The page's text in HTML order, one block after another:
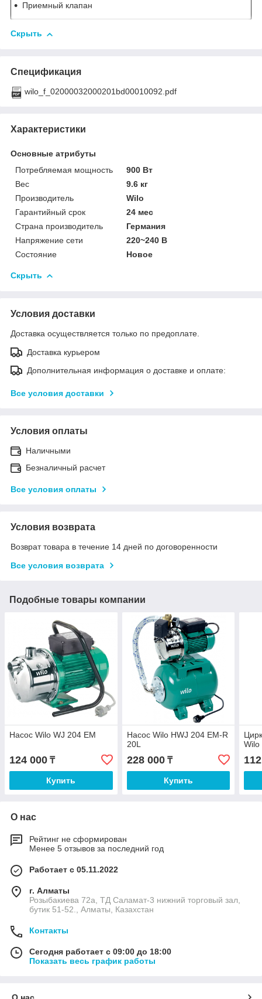
Приемный клапан
Скрыть
Спецификация
wilo_f_02000032000201bd00010092.pdf
Характеристики
Основные атрибуты
Потребляемая мощность
900 Вт
Вес
9.6 кг
Производитель
Wilo
Гарантийный срок
24 мес
Страна производитель
Германия
Напряжение сети
220~240 В
Состояние
Новое
Скрыть
Условия доставки
Доставка осуществляется только по предоплате.
Доставка курьером
Дополнительная информация о доставке и оплате:
Все условия доставки
Условия оплаты
Наличными
Безналичный расчет
Все условия оплаты
Условия возврата
Возврат товара в течение 14 дней по договоренности
Все условия возврата
Подобные товары компании
Насос Wilo WJ 204 EM
124 000 ₸
Купить
Насос Wilo HWJ 204 EM-R
20L
228 000₸
Купить
Wilo
О нас
Рейтинг не сформирован
Менее 5 отзывов за последний год
Работает с 05.11.2022
г. Алматы
Розыбакиева 72а, ТД Саламат-3 нижний торговый зал,
бутик 51-52., Алматы, Казахстан
Контакты
Сегодня работает с 09:00 до 18:00
Показать весь график работы